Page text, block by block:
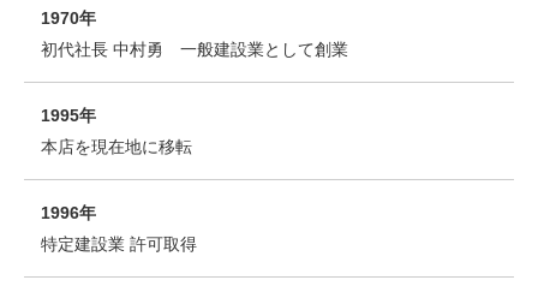
1970年
初代社長 中村勇 一般建設業として創業
1995年
本店を現在地に移転
1996年
特定建設業 許可取得